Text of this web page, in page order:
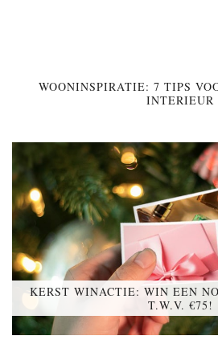
WOONINSPIRATIE: 7 TIPS
INTERIEUR
KERST WINACTIE: WIN EEN
T.W.V. €75!